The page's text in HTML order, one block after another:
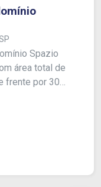
Spazio
frente por 30
a
confortável, o
e